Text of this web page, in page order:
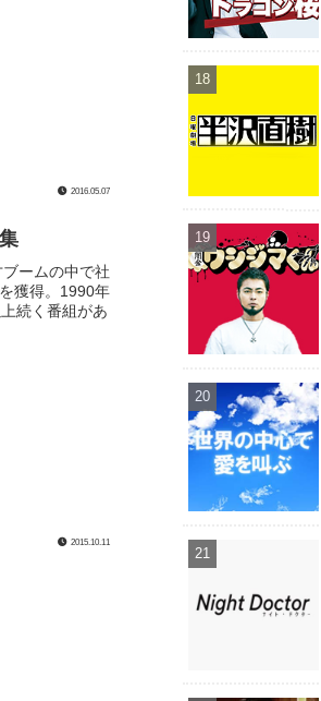
2016.05.07
ームの中で社
獲得。1990年
続く番組があ
2015.10.11